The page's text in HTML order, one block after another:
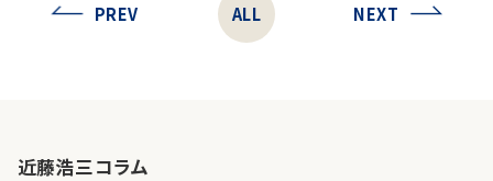
PREV ALL NEXT
近藤浩三コラム